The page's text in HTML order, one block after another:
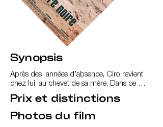
Synopsis
Après des  années d’absence, Ciro revient
chez lui, au chevet de sa mère. Dans ce
désert colombien de la Tatacoa,  il retrouve
ceux qu’il avait fuis et affronte les derniers
gardiens d’un territoire aussi fragile
qu’envoûtant.
Prix et distinctions
Photos du film